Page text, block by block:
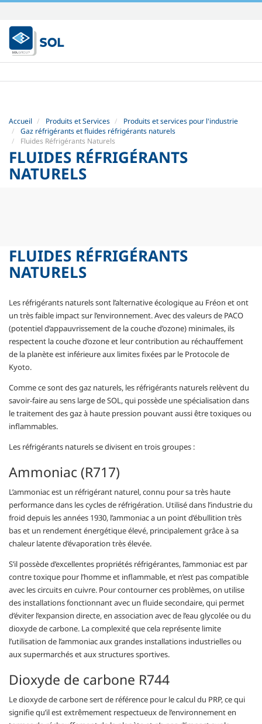
Aller
au
contenu.
|
à
Accueil Produits et Services
Produits et services pour l'industrie
Gaz réfrigérants et fluides réfrigérants naturels
Fluides Réfrigérants Naturels
FLUIDES RÉFRIGÉRANTS
NATURELS
FLUIDES RÉFRIGÉRANTS
NATURELS
Les réfrigérants naturels sont l’alternative écologique au Fréon et ont
un très faible impact sur l’environnement. Avec des valeurs de PACO
(potentiel d’appauvrissement de la couche d’ozone) minimales, ils
respectent la couche d’ozone et leur contribution au réchauffement
de la planète est inférieure aux limites fixées par le Protocole de
Kyoto.
Comme ce sont des gaz naturels, les réfrigérants naturels relèvent du
savoir-faire au sens large de SOL, qui possède une spécialisation dans
le traitement des gaz à haute pression pouvant aussi être toxiques ou
inflammables.
Les réfrigérants naturels se divisent en trois groupes :
Ammoniac (R717)
L’ammoniac est un réfrigérant naturel, connu pour sa très haute
performance dans les cycles de réfrigération. Utilisé dans l’industrie du
froid depuis les années 1930, l’ammoniac a un point d’ébullition très
bas et un rendement énergétique élevé, principalement grâce à sa
chaleur latente d’évaporation très élevée.
S’il possède d’excellentes propriétés réfrigérantes, l’ammoniac est par
contre toxique pour l’homme et inflammable, et n’est pas compatible
avec les circuits en cuivre. Pour contourner ces problèmes, on utilise
des installations fonctionnant avec un fluide secondaire, qui permet
d’éviter l’expansion directe, en association avec de l’eau glycolée ou du
dioxyde de carbone. La complexité que cela représente limite
l’utilisation de l’ammoniac aux grandes installations industrielles ou
aux supermarchés et aux structures sportives.
Dioxyde de carbone R744
Le dioxyde de carbone sert de référence pour le calcul du PRP, ce qui
signifie qu’il est extrêmement respectueux de l’environnement en